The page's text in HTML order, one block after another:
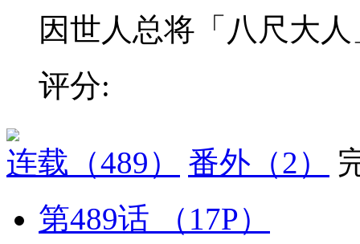
因世人总将「八尺大人
评分:
连载 （489） 番外 （2）
第489话
（17P）